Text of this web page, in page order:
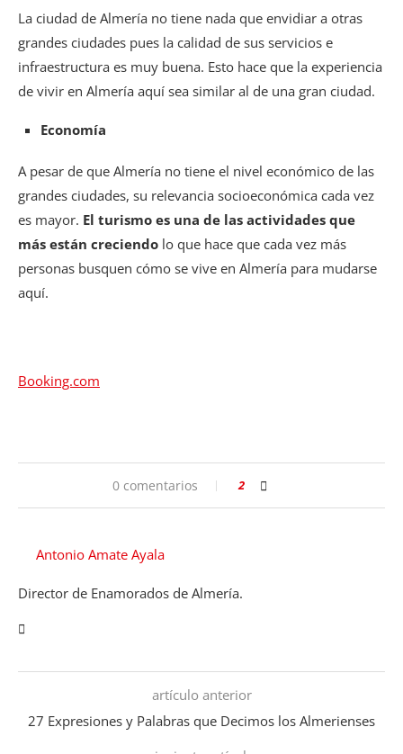
La ciudad de Almería no tiene nada que envidiar a otras
grandes ciudades pues la calidad de sus servicios e
infraestructura es muy buena. Esto hace que la experiencia
de vivir en Almería aquí sea similar al de una gran ciudad.
Economía
A pesar de que Almería no tiene el nivel económico de las
grandes ciudades, su relevancia socioeconómica cada vez
es mayor. El turismo es una de las actividades que
más están creciendo lo que hace que cada vez más
personas busquen cómo se vive en Almería para mudarse
aquí.
Booking.com
0 comentarios 2
Antonio Amate Ayala
Director de Enamorados de Almería.
artículo anterior
27 Expresiones y Palabras que Decimos los Almerienses